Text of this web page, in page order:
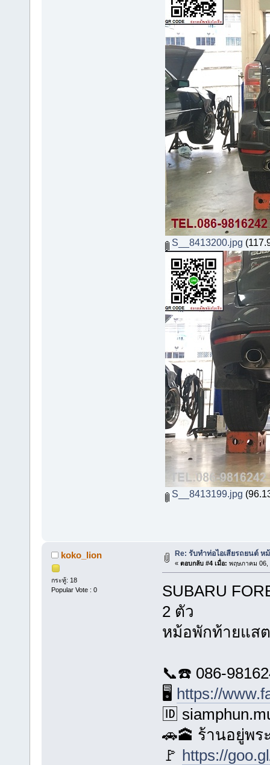
S__8413200.jpg
S__8413199.jpg
koko_lion
กระทู้: 18
Popular Vote : 0
Re: รับทำท่อไอเสียรถยนต์ ห
« ตอบกลับ #4 เมื่อ: พฤษภาคม 06,
SUBARU
2 ตัว
หม้อพักท้ายแส
📞☎️ 086-
🖥️ https://
🆔
🚗🕋 ร้านอยู่พ
🚩 https://